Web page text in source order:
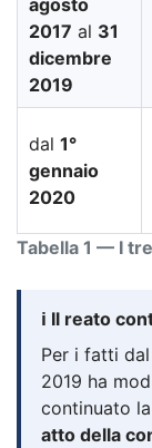
Tabella 1 — I
2017 al 31
dicembre
2019
dal 1°
gennaio
2020
ℹ️ Il reato
Per i fatti
2019 ha
continuato
atto della